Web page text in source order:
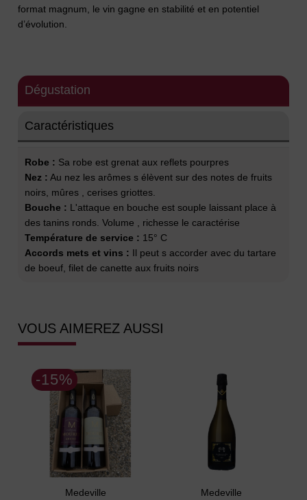
format magnum, le vin gagne en stabilité et en potentiel
d’évolution.
Dégustation
Caractéristiques
Robe : Sa robe est grenat aux reflets pourpres
Nez : Au nez les arômes s élèvent sur des notes de fruits
noirs, mûres , cerises griottes.
Bouche : L'attaque en bouche est souple laissant place à
des tanins ronds. Volume , richesse le caractérise
Température de service : 15° C
Accords mets et vins : Il peut s accorder avec du tartare
de boeuf, filet de canette aux fruits noirs
VOUS AIMEREZ AUSSI
-15%
Medeville Medeville